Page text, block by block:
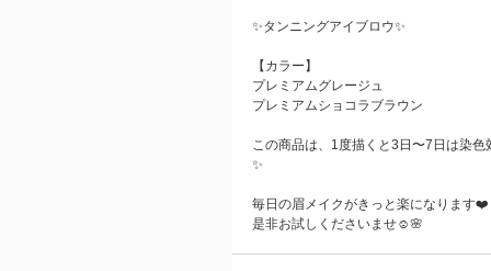
✨タンニングアイブロウ✨
【カラー】
プレミアムグレージュ
プレミアムショコラブラウン
この商品は、1度描くと3日〜7日は染
✨
毎日の眉メイクがきっと楽になります❤️
是非お試しくださいませ☺️🌸